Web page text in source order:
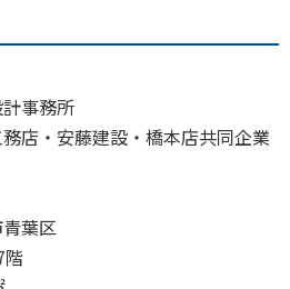
事務所
店・安藤建設・橋本店共同企業
葉区
階